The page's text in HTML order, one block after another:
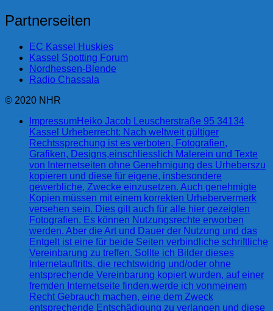
Partnerseiten
EC Kassel Huskies
Kassel Spotting Forum
Nordhessen-Blende
Radio Chassala
© 2020 NHR
ImpressumHeiko Jacob Leuscherstraße 95 34134
Kassel Urheberrecht: Nach weltweit gültiger
Rechtssprechung ist es verboten, Fotografien,
Grafiken, Designs,einschliesslich Malerein und Texte
von Internetseiten ohne Genehmigung des Urheberszu
kopieren und diese für eigene, insbesondere
gewerbliche, Zwecke einzusetzen. Auch genehmigte
Kopien müssen mit einem korrekten Urhebervermerk
versehen sein. Dies gilt auch für alle hier gezeigten
Fotografien. Es können Nutzungsrechte erworben
werden. Aber die Art und Dauer der Nutzung und das
Entgelt ist eine für beide Seiten verbindliche schriftliche
Vereinbarung zu treffen. Sollte ich Bilder dieses
Internetauftritts, die rechtswidrig und/oder ohne
entsprechende Vereinbarung kopiert wurden, auf einer
fremden Internetseite finden,werde ich vonmeinem
Recht Gebrauch machen, eine dem Zweck
entsprechende Entschädigung zu verlangen und diese